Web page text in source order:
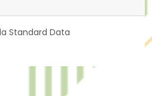
Standard Data